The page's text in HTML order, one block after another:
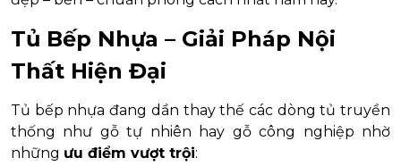
Tủ Bếp Nhựa – Giải Pháp Nội
Thất Hiện Đại
Tủ bếp nhựa đang dần thay thế các dòng tủ truyền
thống như gỗ tự nhiên hay gỗ công nghiệp nhờ
những ưu điểm vượt trội: